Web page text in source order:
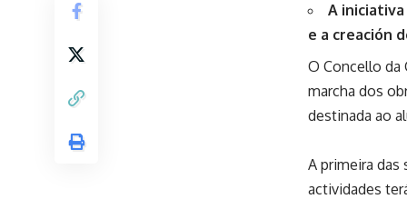
A
e a creación
O Concello da
marcha dos
destinada ao
A primeira das
actividades